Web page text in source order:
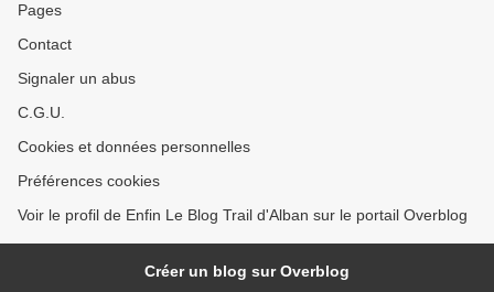
Pages
Contact
Signaler un abus
C.G.U.
Cookies et données personnelles
Préférences cookies
Voir le profil de Enfin Le Blog Trail d'Alban sur le portail Overblog
Créer un blog sur Overblog